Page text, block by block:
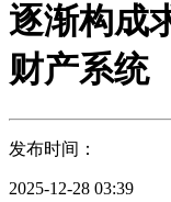
逐渐构成
财产系统
发布时间：
2025-12-28 03:39